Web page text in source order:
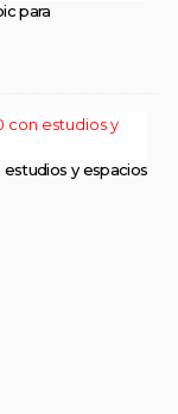
para
y espacios